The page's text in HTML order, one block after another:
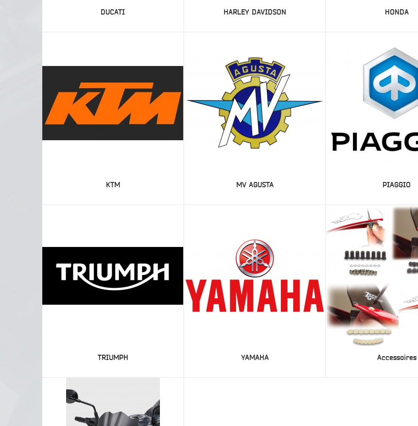
DUCATI HARLEY DAVIDSON HONDA
KTM MV AGUSTA PIAGGIO
TRIUMPH YAMAHA Accessoires